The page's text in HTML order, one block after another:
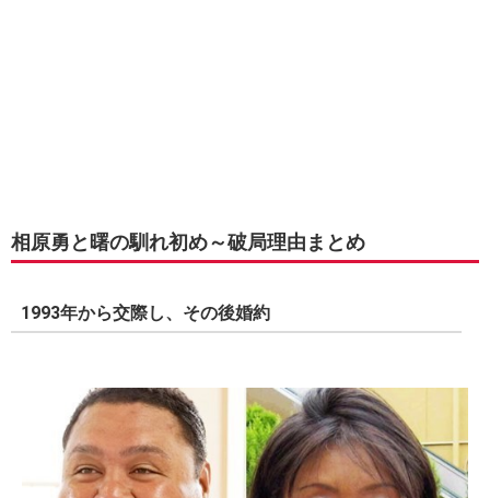
相原勇と曙の馴れ初め～破局理由まとめ
1993年から交際し、その後婚約